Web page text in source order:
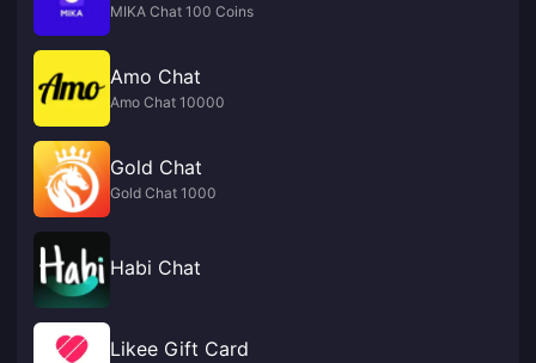
MIKA Chat 100 Coins
Amo Chat
Amo Chat 10000
Gold Chat
Gold Chat 1000
Habi Chat
Likee Gift Card